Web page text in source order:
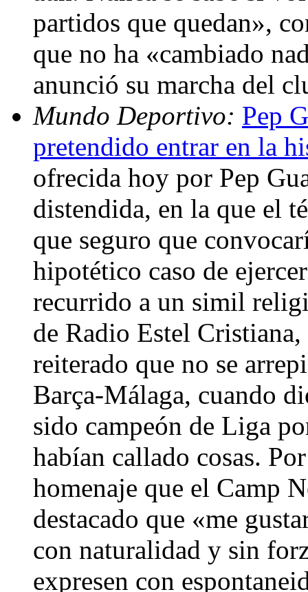
partidos que quedan»,
que no ha «cambiado
anunció su marcha del
Mundo Deportivo: Pep
pretendido entrar en la
ofrecida hoy por Pep
distendida, en la que el
que seguro que
hipotético caso de
recurrido a un simil
de Radio Estel
reiterado que no se
Barça-Málaga, cuando
sido campeón de Liga
habían callado cosas.
homenaje que el Camp
destacado que «me
con naturalidad y sin
expresen con